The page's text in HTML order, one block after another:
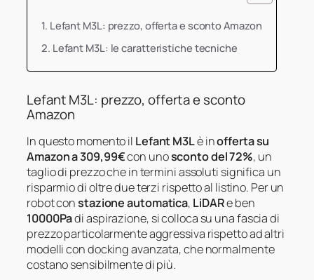
Lefant M3L: prezzo, offerta e sconto Amazon
Lefant M3L: le caratteristiche tecniche
Lefant M3L: prezzo, offerta e sconto
Amazon
In questo momento il Lefant M3Lè inofferta su
Amazon a 309,99€con unosconto del 72%, un
taglio di prezzo che in termini assoluti significa un
risparmio di oltre due terzi rispetto al listino. Per un
robot constazione automatica, LiDARe ben
10000Padi aspirazione, si colloca su una fascia di
prezzo particolarmente aggressiva rispetto ad altri
modelli con docking avanzata, che normalmente
costano sensibilmente di più.